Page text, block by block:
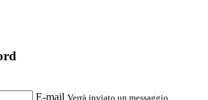
E-mail Verrà inviato un messaggio